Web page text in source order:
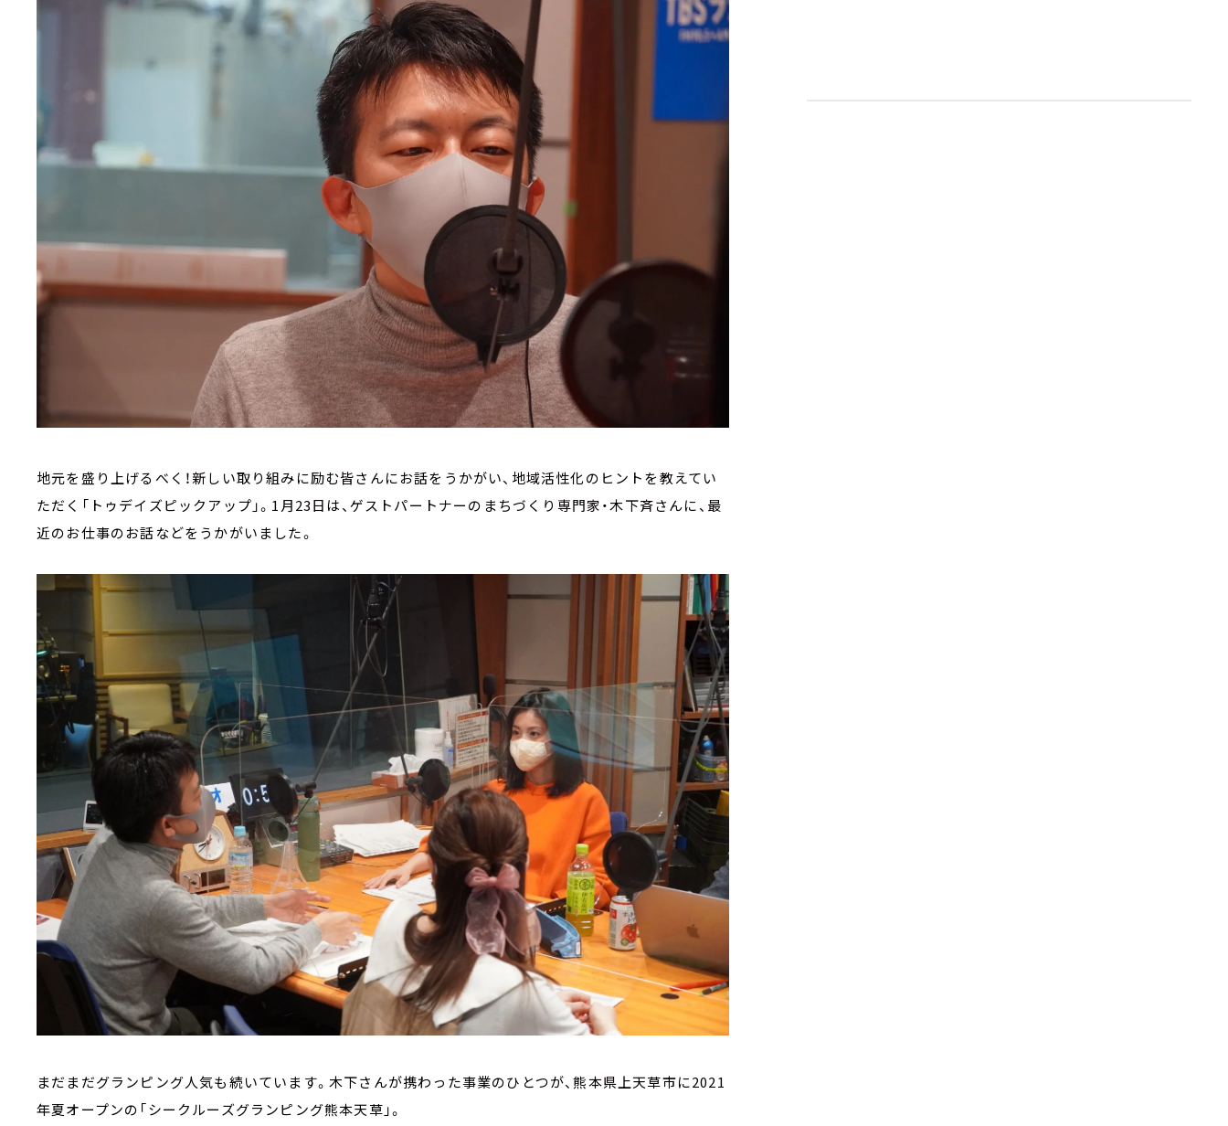
地元を盛り上げるべく！新しい取り組みに励む皆さんにお話をうかがい、地域活性化のヒントを教えてい
ただく「トゥデイズピックアップ」。1月23日は、ゲストパートナーのまちづくり専門家・木下斉さんに、最
近のお仕事のお話などをうかがいました。
まだまだグランピング人気も続いています。木下さんが携わった事業のひとつが、熊本県上天草市に2021
年夏オープンの「シークルーズグランピング熊本天草」。